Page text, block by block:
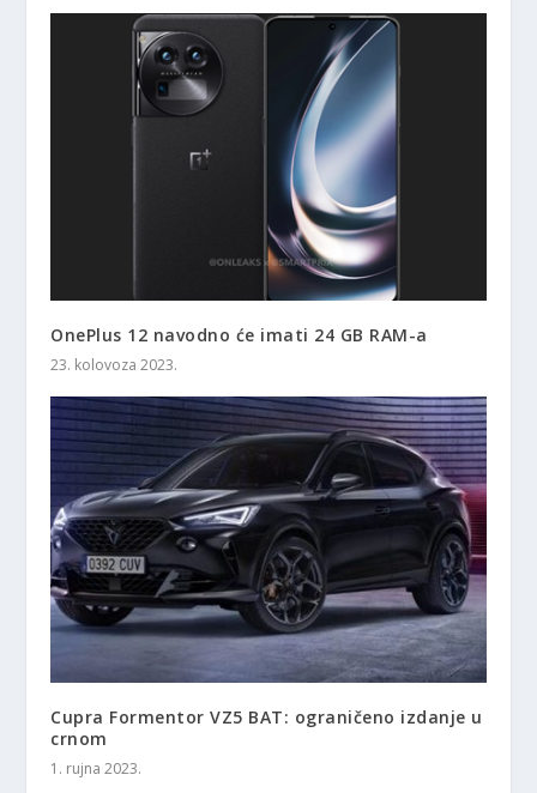
OnePlus 12 navodno će imati 24 GB RAM-a
23. kolovoza 2023.
Cupra Formentor VZ5 BAT: ograničeno izdanje u
crnom
1. rujna 2023.